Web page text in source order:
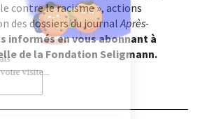
adresse électronique, vous
l'infolettre de la Fondation
à notrepolitique de
sera possible de vous
moment.
contre le racisme », actions
des dossiers du journalAprès-
informés en vous abonnant à
de la Fondation Seligmann.